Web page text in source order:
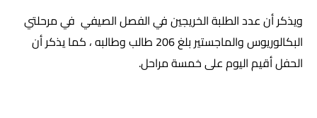
ويذكر أن عدد الطلبة الخريجين في الفصل الصيفي في مرحلتي
البكالوريوس والماجستير بلغ 206 طالب وطالبه ، كما يذكر أن
الحفل أقيم اليوم على خمسة مراحل.